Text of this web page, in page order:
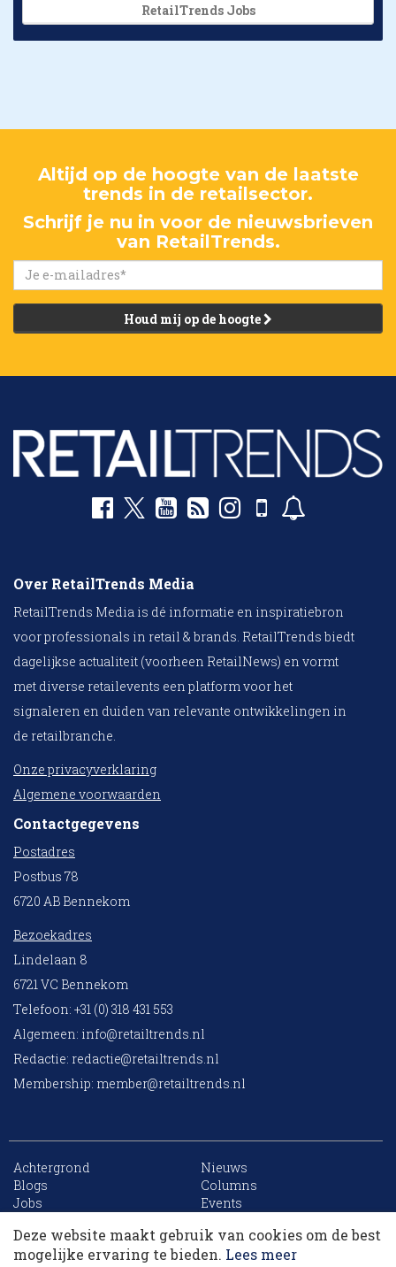
RetailTrends Jobs
Altijd op de hoogte van de laatste
trends in de retailsector.
Schrijf je nu in voor de nieuwsbrieven
van RetailTrends.
Houd mij op de hoogte
Over RetailTrends Media
RetailTrends Media is dé informatie en inspiratiebron
voor professionals in retail & brands. RetailTrends biedt
dagelijkse actualiteit (voorheen RetailNews) en vormt
met diverse retailevents een platform voor het
signaleren en duiden van relevante ontwikkelingen in
de retailbranche.
Onze privacyverklaring
Algemene voorwaarden
Contactgegevens
Postadres
Postbus 78
6720 AB Bennekom
Bezoekadres
Lindelaan 8
6721 VC Bennekom
Telefoon: +31 (0) 318 431 553
Algemeen: info@retailtrends.nl
Redactie: redactie@retailtrends.nl
Membership: member@retailtrends.nl
Achtergrond
Nieuws
Blogs
Columns
Jobs
Events
Archief
Sitemap
Deze website maakt gebruik van cookies om de best
mogelijke ervaring te bieden. Lees meer
10 collega’s
Korting op events